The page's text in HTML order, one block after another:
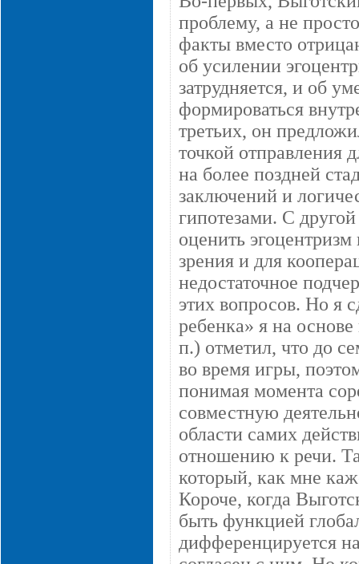
проблему, а не
факты вместо
об усилении
затрудняется, и об
формироваться
третьих, он
точкой отправления
на более поздней
заключений и
гипотезами. С
оценить
зрения и для
недостаточное
этих вопросов. Но я
ребенка» я на
п.) отметил, что до
во время игры,
понимая момента
совместную
области самих
отношению к речи.
который, как мне
Короче, когда
быть функцией
дифференцируется